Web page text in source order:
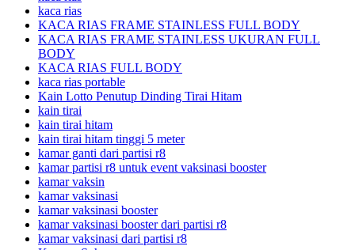
kaca rias
KACA RIAS FRAME STAINLESS FULL BODY
KACA RIAS FRAME STAINLESS UKURAN FULL
BODY
KACA RIAS FULL BODY
kaca rias portable
Kain Lotto Penutup Dinding Tirai Hitam
kain tirai
kain tirai hitam
kain tirai hitam tinggi 5 meter
kamar ganti dari partisi r8
kamar partisi r8 untuk event vaksinasi booster
kamar vaksin
kamar vaksinasi
kamar vaksinasi booster
kamar vaksinasi booster dari partisi r8
kamar vaksinasi dari partisi r8